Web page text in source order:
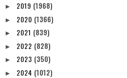
► 2019 (1968)
► 2020 (1366)
► 2021 (839)
► 2022 (828)
► 2023 (350)
► 2024 (1012)